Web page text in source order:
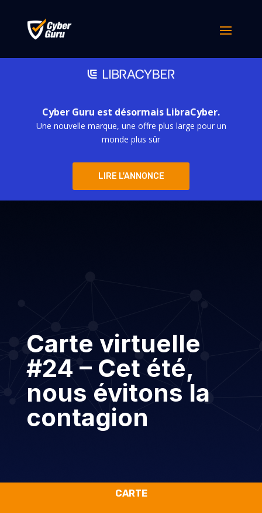
Cyber Guru est désormais LibraCyber.
Une nouvelle marque, une offre plus large pour un
monde plus sûr
LIRE L'ANNONCE
Carte virtuelle
#24 – Cet été,
nous évitons la
contagion
CARTE